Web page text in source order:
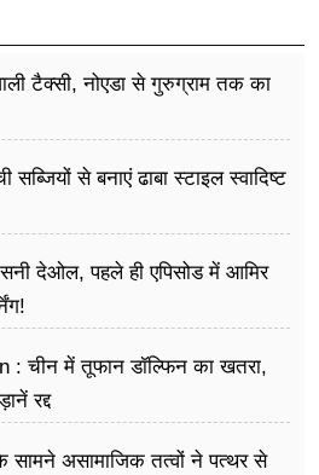
टैक्सी, नोएडा से गुरुग्राम तक का
से बनाएं ढाबा स्टाइल स्वादिष्ट
देओल, पहले ही एपिसोड में आमिर
: चीन में तूफान डॉल्फिन का खतरा,
रद्द
सामने असामाजिक तत्वों ने पत्थर से